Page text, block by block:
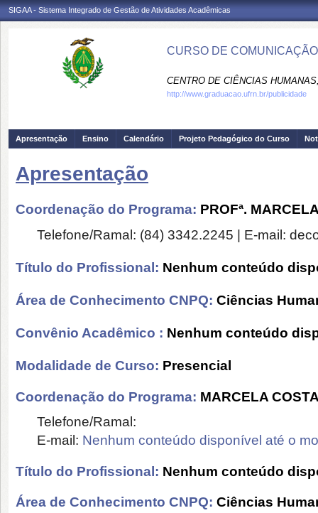
SIGAA - Sistema Integrado de Gestão de Atividades Acadêmicas
CURSO DE
CENTRO DE CIÊNCIAS
http://www.graduacao.ufrn.br/publicidade
Apresentação Ensino Calendário Projeto Pedagógico do Curso
Apresentação
Coordenação do Programa: PROFª.
Telefone/Ramal: (84) 3342.2245 | E-mail:
Título do Profissional: Nenhum conteúdo
Área de Conhecimento CNPQ: Ciências
Convênio Acadêmico : Nenhum conteúdo
Modalidade de Curso: Presencial
Coordenação do Programa: MARCELA
Telefone/Ramal:
E-mail: Nenhum conteúdo disponível até o
Título do Profissional: Nenhum conteúdo
Área de Conhecimento CNPQ: Ciências